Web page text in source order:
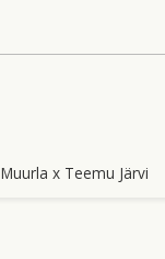
Muurla x Teemu Järvi